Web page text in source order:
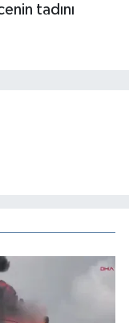
tadını